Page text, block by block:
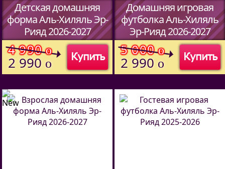
Детская домашняя
форма Аль-Хиляль Эр-
Рияд 2026-2027
(Код:00)
Купить
4 990o
2 990 o
Домашняя игровая
футболка Аль-Хиляль
Эр-Рияд 2026-2027
(Код:5913709
Купить
5 000o
2 990 o